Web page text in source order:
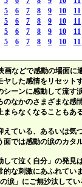
5 6 7 8 9 10 11
5 6 7 8 9 10 11
5 6 7 8 9 10 11
5 6 7 8 9 10 11
画などで感動の場面に
ヤした感情をリセット
シーンに感動して流す
のなかのさまざまな感
まらなくなることもあ
えている、あるいは気
面では感動の涙のカタ
して泣く自分」の発見
的な刺激にあふれていま
涙」にご無沙汰してい